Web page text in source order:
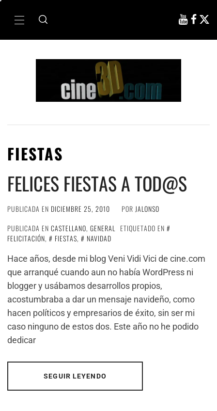
Menú
FIESTAS
FELICES FIESTAS A TOD@S
PUBLICADA EN DICIEMBRE 25, 2010 POR JALONSO
PUBLICADA EN CASTELLANO, GENERAL
ETIQUETADO EN
FELICITACIÓN, FIESTAS,
NAVIDAD
Hace años, desde mi blog Veni Vidi Vici de cine.com
que arranqué cuando aun no había WordPress ni
blogger y usábamos desarrollos propios,
acostumbraba a dar un mensaje navideño, como
hacen políticos y empresarios de éxito, sin ser mi
caso ninguno de estos dos. Este año no he podido
dedicar
SEGUIR LEYENDO